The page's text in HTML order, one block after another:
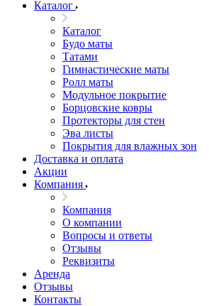
Каталог
Каталог
Будо маты
Татами
Гимнастические маты
Ролл маты
Модульное покрытие
Борцовские ковры
Протекторы для стен
Эва листы
Покрытия для влажных зон
Доставка и оплата
Акции
Компания
Компания
О компании
Вопросы и ответы
Отзывы
Реквизиты
Аренда
Отзывы
Контакты